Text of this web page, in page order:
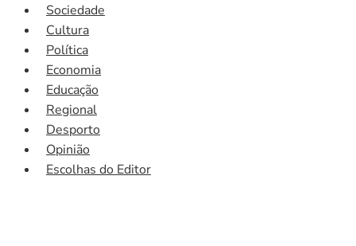
Sociedade
Cultura
Política
Economia
Educação
Regional
Desporto
Opinião
Escolhas do Editor